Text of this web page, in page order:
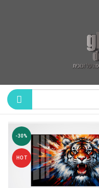
-30%
HOT